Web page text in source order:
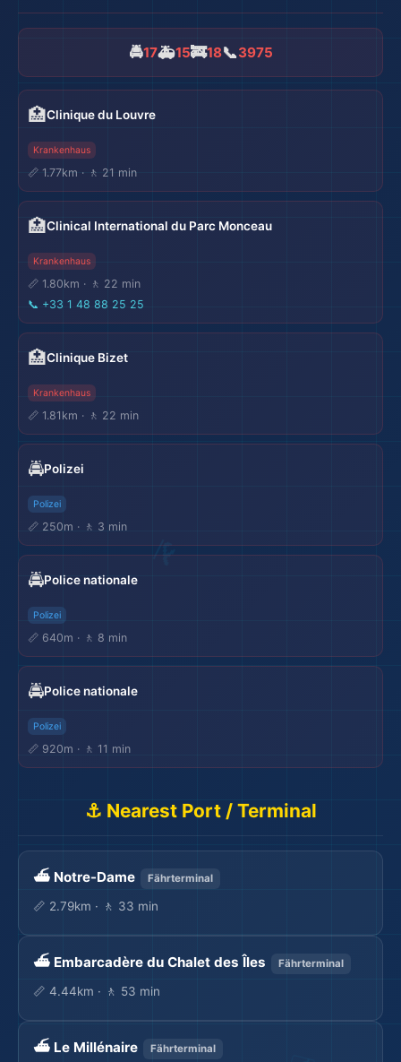
🗺️
🚔17🚑15🚒18📞3975
🏥Clinique du Louvre
Krankenhaus
📏 1.77km · 🚶 21 min
🏥Clinical International du Parc Monceau
Krankenhaus
📏 1.80km · 🚶 22 min
📞 +33 1 48 88 25 25
🏥Clinique Bizet
Krankenhaus
📏 1.81km · 🚶 22 min
🚔Polizei
Polizei
📏 250m · 🚶 3 min
🚔Police nationale
Polizei
📏 640m · 🚶 8 min
🚔Police nationale
Polizei
📏 920m · 🚶 11 min
⚓ Nearest Port / Terminal
⛴️ Notre-Dame Fährterminal
📏 2.79km · 🚶 33 min
⛴️ Embarcadère du Chalet des Îles Fährterminal
📏 4.44km · 🚶 53 min
⛴️ Le Millénaire Fährterminal